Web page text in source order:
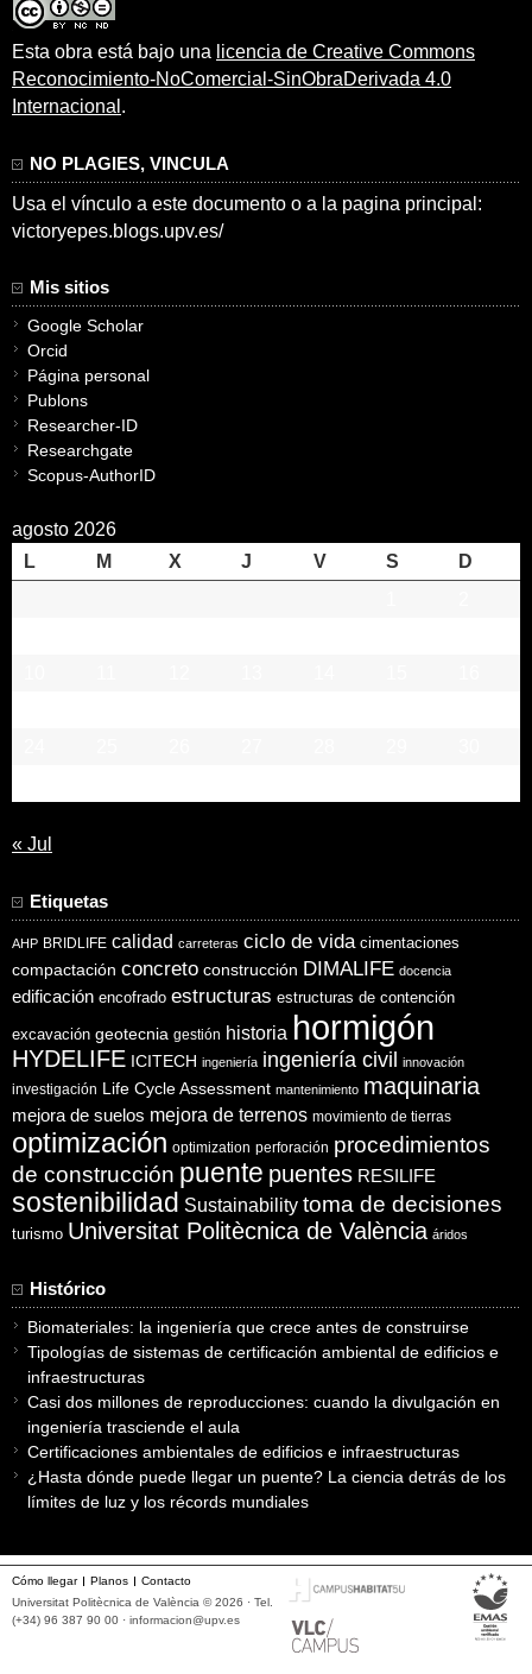
Esta obra está bajo una licencia de Creative Commons
Reconocimiento-NoComercial-SinObraDerivada 4.0
Internacional .
NO PLAGIES, VINCULA
Usa el vínculo a este documento o a la pagina principal:
victoryepes.blogs.upv.es/
Mis sitios
Google Scholar
Orcid
Página personal
Publons
Researcher-ID
Researchgate
Scopus-AuthorID
agosto 2026
L
M X J V S
D
« Jul
Etiquetas
AHP BRIDLIFE calidad carreteras ciclo de vida cimentaciones
compactación concreto construcción DIMALIFE docencia
edificación encofrado estructuras estructuras de contención
excavación geotecnia gestión historia hormigón
HYDELIFE ICITECH ingeniería ingeniería civil innovación
investigación Life Cycle Assessment mantenimiento maquinaria
mejora de suelos mejora de terrenos movimiento de tierras
optimización optimization perforación procedimientos
de construcción puente puentes RESILIFE
sostenibilidad Sustainability toma de decisiones
turismo Universitat Politècnica de València áridos
Histórico
Biomateriales: la ingeniería que crece antes de construirse
Tipologías de sistemas de certificación ambiental de edificios e
infraestructuras
Casi dos millones de reproducciones: cuando la divulgación en
ingeniería trasciende el aula
Certificaciones ambientales de edificios e infraestructuras
¿Hasta dónde puede llegar un puente? La ciencia detrás de los
límites de luz y los récords mundiales
Cómo llegar Planos
Contacto
Universitat Politècnica de València © 2026 · Tel.
(+34) 96 387 90 00 · informacion@upv.es